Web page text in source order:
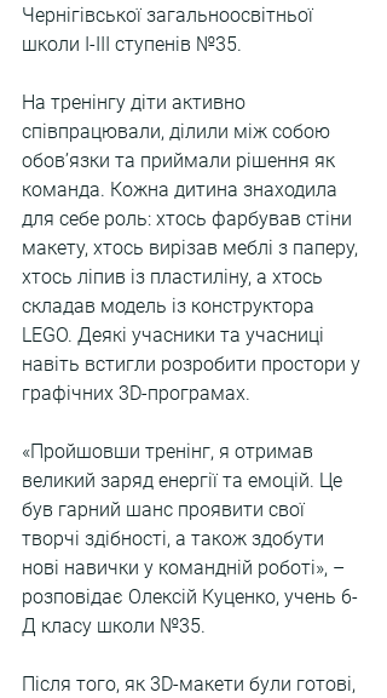
Чернігівської загальноосвітньої
школи І-ІІІ ступенів №35.
На тренінгу діти активно
співпрацювали, ділили між собою
обов’язки та приймали рішення як
команда. Кожна дитина знаходила
для себе роль: хтось фарбував стіни
макету, хтось вирізав меблі з паперу,
хтось ліпив із пластиліну, а хтось
складав модель із конструктора
LEGO. Деякі учасники та учасниці
навіть встигли розробити простори у
графічних 3D-програмах.
«Пройшовши тренінг, я отримав
великий заряд енергії та емоцій. Це
був гарний шанс проявити свої
творчі здібності, а також здобути
нові навички у командній роботі», –
розповідає Олексій Куценко, учень 6-
Д класу школи №35.
Після того, як 3D-макети були готові,